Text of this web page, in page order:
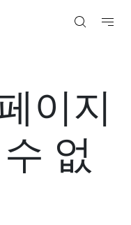
이지
없